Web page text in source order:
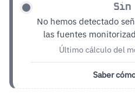
Sin
No hemos detectado
las fuentes
Último cálculo del
Saber